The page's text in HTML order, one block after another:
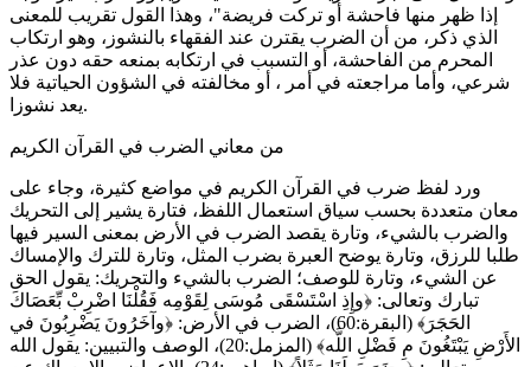
إذا ظهر منها فاحشة أو تركت فريضة"، وهذا القول تقريب للمعنى
الذي ذكر، من أن الضرب يقترن عند الفقهاء بالنشوز، وهو ارتكاب
المحرم من الفاحشة، أو التسبب في ارتكابه بمنعه حقه دون عذر
شرعي، وأما مراجعته في أمر ، أو مخالفته في الشؤون الحياتية فلا
يعد نشوزا.
من معاني الضرب في القرآن الكريم
ورد لفظ ضرب في القرآن الكريم في مواضع كثيرة، وجاء على
معان متعددة بحسب سياق استعمال اللفظ، فتارة يشير إلى التحريك
والضرب بالشيء، وتارة يقصد الضرب في الأرض بمعنى السير فيها
طلبا للرزق، وتارة يوضح العبرة بضرب المثل، وتارة للترك والإمساك
عن الشيء، وتارة للوصف؛ الضرب بالشيء والتحريك: يقول الحق
تبارك وتعالى: ﴿وإِذِ اسْتَسْقَى مُوسَى لِقَوْمِه فَقُلْنَا اضْرِبْ بِّعَصَاكَ
الحَجَرَ﴾ (البقرة:60)، الضرب في الأرض: ﴿وآخَرُونَ يَضْرِبُونَ في
الأَرْضِ يَبْتَغُونَ مِ فَضْلِ اللَّه﴾ (المزمل:20)، الوصف والتبيين: يقول الله